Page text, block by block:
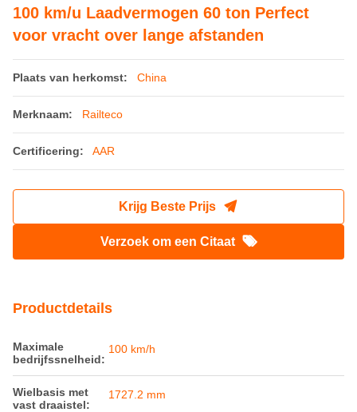
100 km/u Laadvermogen 60 ton Perfect
voor vracht over lange afstanden
Plaats van herkomst: China
Merknaam: Railteco
Certificering: AAR
Krijg Beste Prijs
Verzoek om een Citaat
Productdetails
Maximale
bedrijfssnelheid:
100 km/h
Wielbasis met
vast draaistel:
1727.2 mm